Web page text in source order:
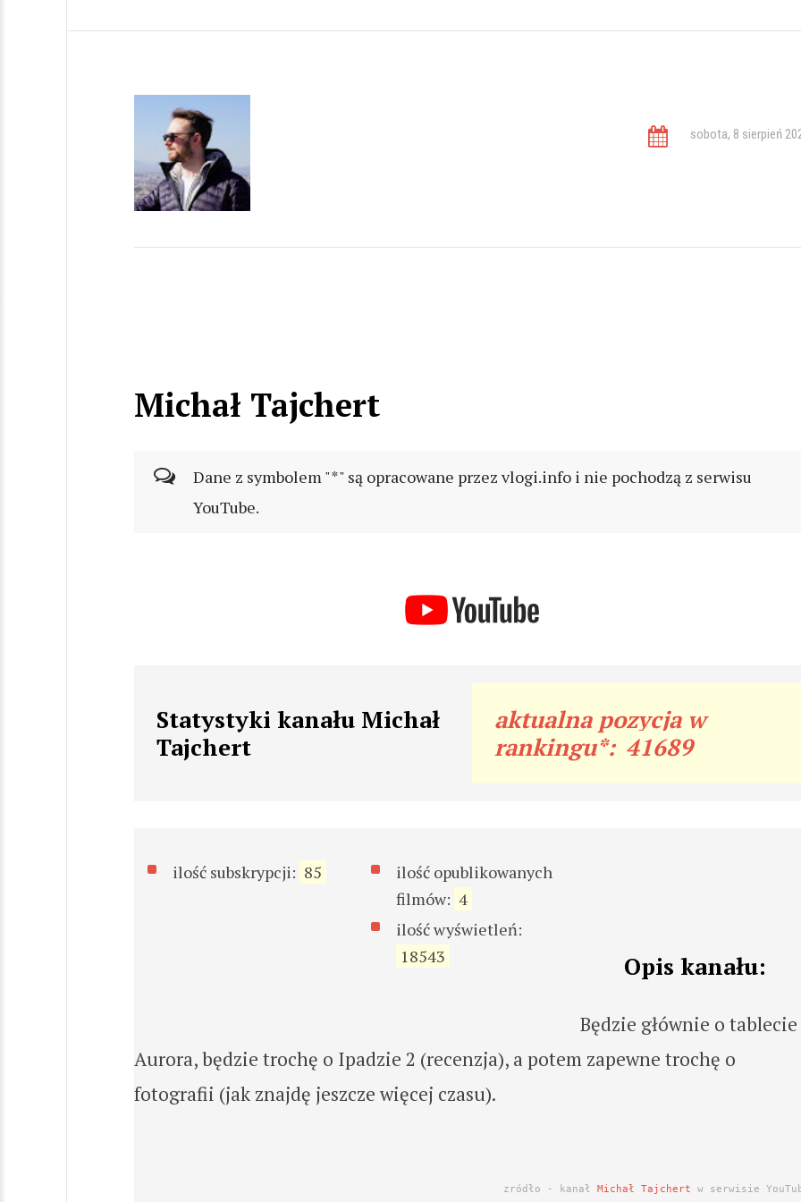
sobota, 8 sierpień
Michał Tajchert
Dane z symbolem "*" są opracowane przez vlogi.info i nie pochodzą z serwisu
YouTube.
Statystyki kanału Michał
Tajchert
aktualna pozycja w
rankingu*: 41689
ilość subskrypcji: 85
ilość opublikowanych
filmów: 4
ilość wyświetleń:
18543
Opis kanału:
Będzie głównie o tablecie
Aurora, będzie trochę o Ipadzie 2 (recenzja), a potem zapewne trochę o
fotografii (jak znajdę jeszcze więcej czasu).
zródło - kanałMichał Tajchert w serwisie